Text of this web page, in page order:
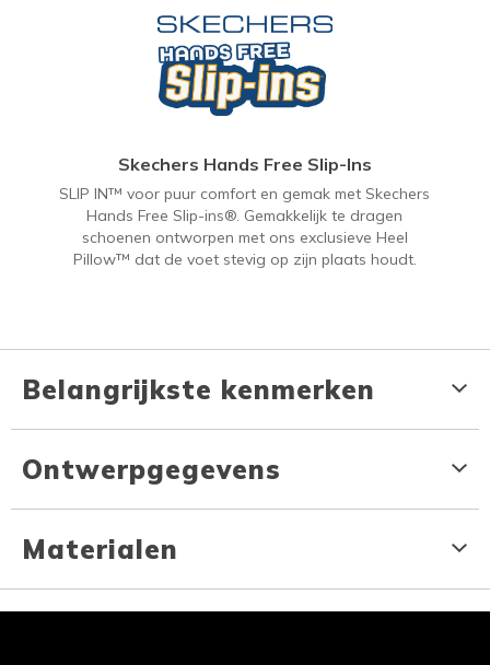
Skechers Hands Free Slip-Ins
SLIP IN™ voor puur comfort en gemak met Skechers
Hands Free Slip-ins®. Gemakkelijk te dragen
schoenen ontworpen met ons exclusieve Heel
Pillow™ dat de voet stevig op zijn plaats houdt.
Belangrijkste kenmerken
Ontwerpgegevens
Materialen